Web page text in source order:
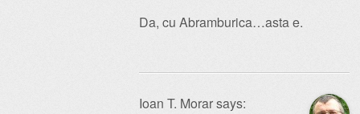
Da, cu Abramburica…asta e.
Ioan T. Morarsays: